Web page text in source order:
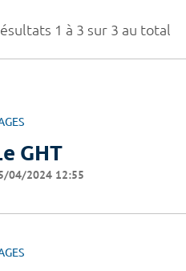
1 à 3 sur 3 au total
GHT
04/2024 12:55